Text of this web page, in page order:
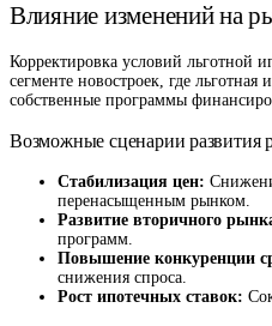
Влияние изменений на
Корректировка условий льготной
сегменте новостроек, где
собственные программы
Возможные сценарии развития
Стабилизация цен:
перенасыщенным рынком.
Развитие вторичного
программ.
Повышение конкуренции
снижения спроса.
Рост ипотечных ставок: